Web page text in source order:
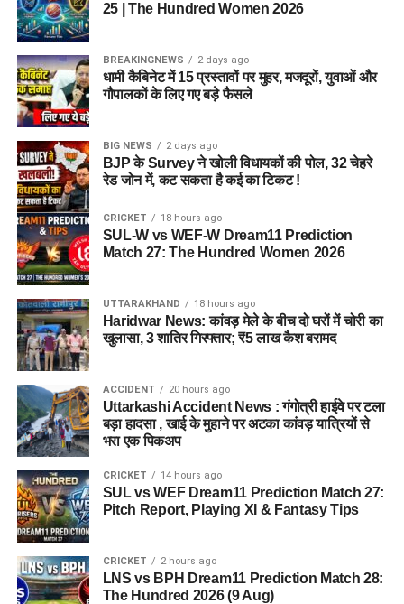
25 | The Hundred Women 2026
BREAKINGNEWS 2 days ago
धामी कैबिनेट में 15 प्रस्तावों पर मुहर, मजदूरों, युवाओं और
गौपालकों के लिए गए बड़े फैसले
BIG NEWS 2 days ago
BJP के Survey ने खोली विधायकों की पोल, 32 चेहरे
रेड जोन में, कट सकता है कई का टिकट !
CRICKET 18 hours ago
SUL-W vs WEF-W Dream11 Prediction
Match 27: The Hundred Women 2026
UTTARAKHAND 18 hours ago
Haridwar News: कांवड़ मेले के बीच दो घरों में चोरी का
खुलासा, 3 शातिर गिरफ्तार; ₹5 लाख कैश बरामद
ACCIDENT 20 hours ago
Uttarkashi Accident News : गंगोत्री हाईवे पर टला
बड़ा हादसा , खाई के मुहाने पर अटका कांवड़ यात्रियों से
भरा एक पिकअप
CRICKET 14 hours ago
SUL vs WEF Dream11 Prediction Match 27:
Pitch Report, Playing XI & Fantasy Tips
CRICKET 2 hours ago
LNS vs BPH Dream11 Prediction Match 28:
The Hundred 2026 (9 Aug)